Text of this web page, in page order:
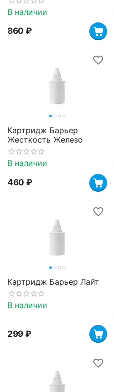
В наличии
‍860‍ ₽
Картридж Барьер
Жесткость Железо
В наличии
‍460‍ ₽
Картридж Барьер Лайт
В наличии
‍299‍ ₽